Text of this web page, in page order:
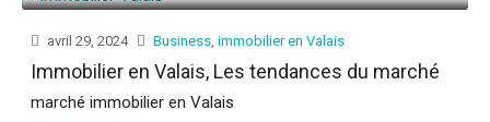
avril 29, 2024 Business immobilier en Valais
Immobilier en Valais, Les tendances du marché
marché immobilier en Valais